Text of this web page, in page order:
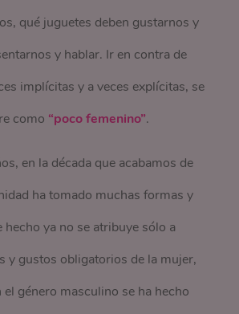
qué juguetes deben gustarnos y
y hablar. Ir en contra de
implícitas y a veces explícitas, se
como “poco femenino”.
en la década que acabamos de
ha tomado muchas formas y
hecho ya no se atribuye sólo a
y gustos obligatorios de la mujer,
género masculino se ha hecho